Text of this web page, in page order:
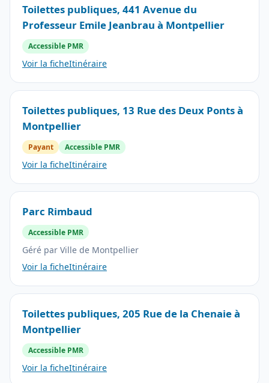
Toilettes publiques, 441 Avenue du
Professeur Emile Jeanbrau à Montpellier
Accessible PMR
Voir la ficheItinéraire
Toilettes publiques, 13 Rue des Deux Ponts à
Montpellier
Payant Accessible PMR
Voir la ficheItinéraire
Parc Rimbaud
Accessible PMR
Géré par Ville de Montpellier
Voir la ficheItinéraire
Toilettes publiques, 205 Rue de la Chenaie à
Montpellier
Accessible PMR
Voir la ficheItinéraire